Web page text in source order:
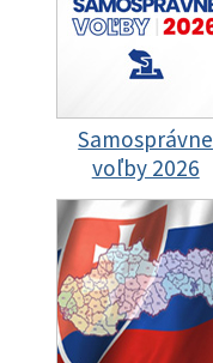
Samosprávne
voľby 2026